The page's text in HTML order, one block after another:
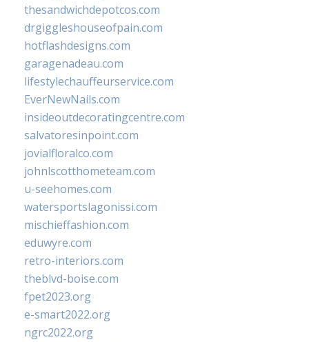
thesandwichdepotcos.com
drgiggleshouseofpain.com
hotflashdesigns.com
garagenadeau.com
lifestylechauffeurservice.com
EverNewNails.com
insideoutdecoratingcentre.com
salvatoresinpoint.com
jovialfloralco.com
johnlscotthometeam.com
u-seehomes.com
watersportslagonissi.com
mischieffashion.com
eduwyre.com
retro-interiors.com
theblvd-boise.com
fpet2023.org
e-smart2022.org
ngrc2022.org